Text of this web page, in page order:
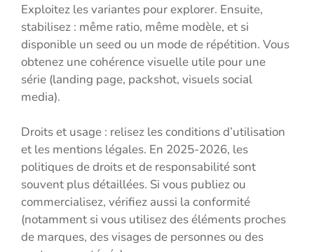
Exploitez les variantes pour explorer. Ensuite,
stabilisez : même ratio, même modèle, et si
disponible un seed ou un mode de répétition. Vous
obtenez une cohérence visuelle utile pour une
série (landing page, packshot, visuels social
media).
Droits et usage : relisez les conditions d’utilisation
et les mentions légales. En 2025-2026, les
politiques de droits et de responsabilité sont
souvent plus détaillées. Si vous publiez ou
commercialisez, vérifiez aussi la conformité
(notamment si vous utilisez des éléments proches
de marques, des visages de personnes ou des